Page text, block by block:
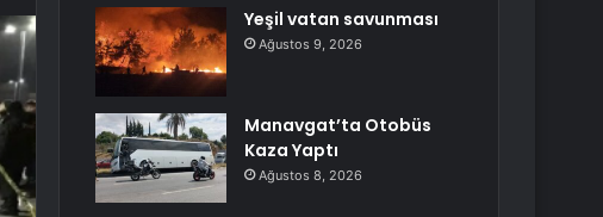
Yeşil vatan savunması
Ağustos 9, 2026
Manavgat’ta Otobüs
Kaza Yaptı
Ağustos 8, 2026